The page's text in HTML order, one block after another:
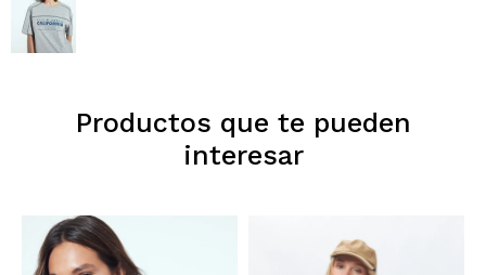
Productos que te pueden
interesar